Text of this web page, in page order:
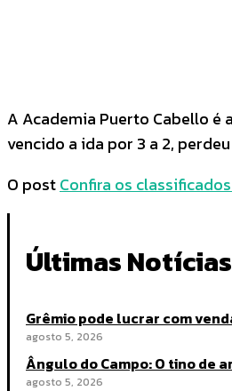
A Academia Puerto Cabello é
vencido a ida por 3 a 2,
O postConfira os
Últimas Notícias
Grêmio pode lucrar com
agosto 5, 2026
Ângulo do Campo: O tino de
agosto 5, 2026